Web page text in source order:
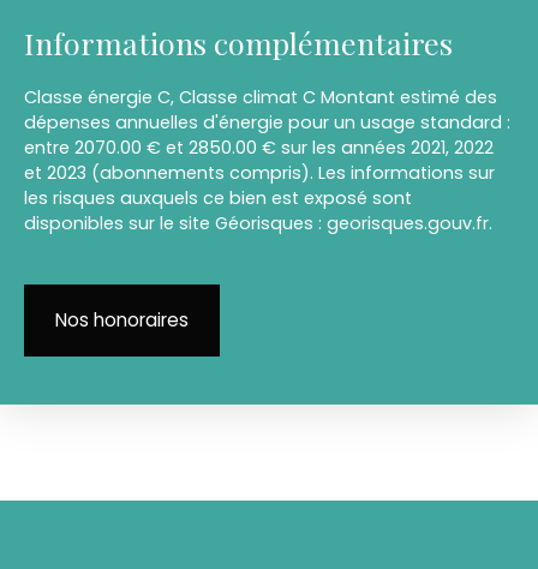
Informations complémentaires
Classe énergie C, Classe climat C Montant estimé des
dépenses annuelles d'énergie pour un usage standard :
entre 2070.00 € et 2850.00 € sur les années 2021, 2022
et 2023 (abonnements compris). Les informations sur
les risques auxquels ce bien est exposé sont
disponibles sur le site Géorisques : georisques.gouv.fr.
Nos honoraires